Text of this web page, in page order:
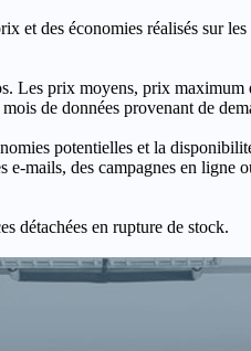
économies réalisés sur les
prix moyens, prix maximum
de données provenant de
potentielles et la
mails, des campagnes en ligne
détachées en rupture de stock.